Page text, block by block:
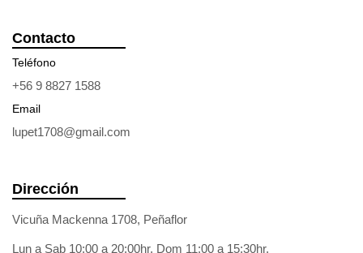
Contacto
Teléfono
+56 9 8827 1588
Email
lupet1708@gmail.com
Dirección
Vicuña Mackenna 1708, Peñaflor
Lun a Sab 10:00 a 20:00hr. Dom 11:00 a 15:30hr.